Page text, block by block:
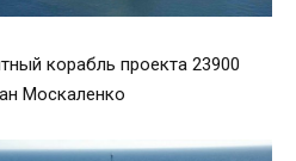
корабль проекта 23900
Москаленко